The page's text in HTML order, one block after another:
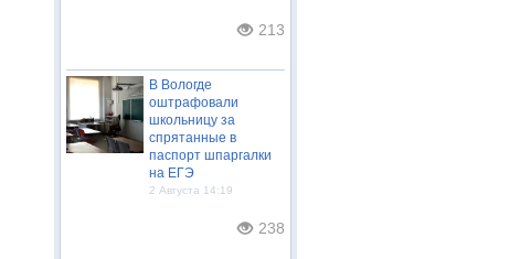
213
В Вологде
оштрафовали
школьницу за
спрятанные в
паспорт шпаргалки
на ЕГЭ
2 Августа 14:19
238